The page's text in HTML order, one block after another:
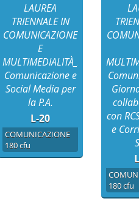
LAUREA
TRIENNALE IN
COMUNICAZIONE
E
MULTIMEDIALITÀ_Indirizzo
Comunicazione e
Social Media per
la P.A.
L-20
COMUNICAZIONE
180 cfu
con
e
180 cfu